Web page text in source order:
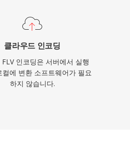
클라우드 인코딩
인코딩은 서버에서 실행
컬에 변환 소프트웨어가 필요
하지 않습니다.